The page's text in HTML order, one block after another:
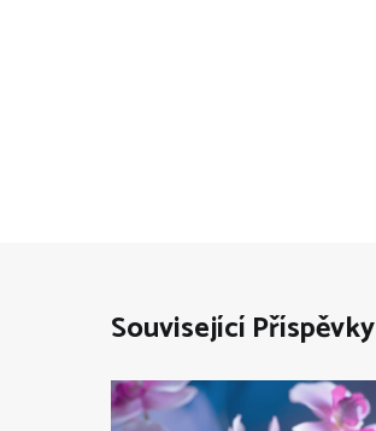
Související Příspěvky